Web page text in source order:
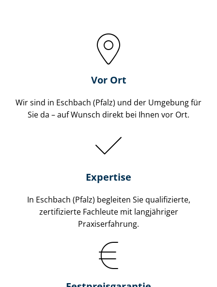
Vor Ort
Wir sind in Eschbach (Pfalz) und der Umgebung für
Sie da – auf Wunsch direkt bei Ihnen vor Ort.
Expertise
In Eschbach (Pfalz) begleiten Sie qualifizierte,
zertifizierte Fachleute mit langjähriger
Praxiserfahrung.